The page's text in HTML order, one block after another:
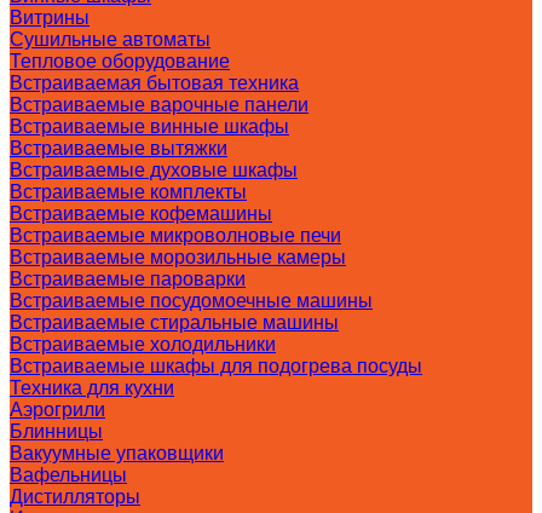
Витрины
Сушильные автоматы
Тепловое оборудование
Встраиваемая бытовая техника
Встраиваемые варочные панели
Встраиваемые винные шкафы
Встраиваемые вытяжки
Встраиваемые духовые шкафы
Встраиваемые комплекты
Встраиваемые кофемашины
Встраиваемые микроволновые печи
Встраиваемые морозильные камеры
Встраиваемые пароварки
Встраиваемые посудомоечные машины
Встраиваемые стиральные машины
Встраиваемые холодильники
Встраиваемые шкафы для подогрева посуды
Техника для кухни
Аэрогрили
Блинницы
Вакуумные упаковщики
Вафельницы
Дистилляторы